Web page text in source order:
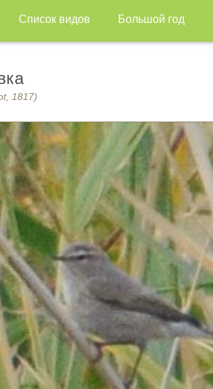
Список видов Большой год
1817)